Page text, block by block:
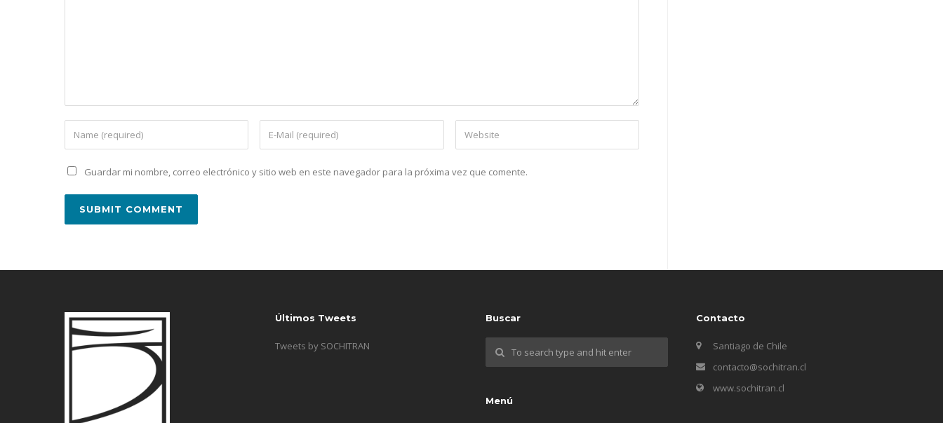
Guardar mi nombre, correo electrónico y sitio web en este navegador para la próxima vez que comente.
Últimos Tweets
Tweets by SOCHITRAN
Buscar
Menú
Contacto
Santiago de Chile
contacto@sochitran.cl
www.sochitran.cl